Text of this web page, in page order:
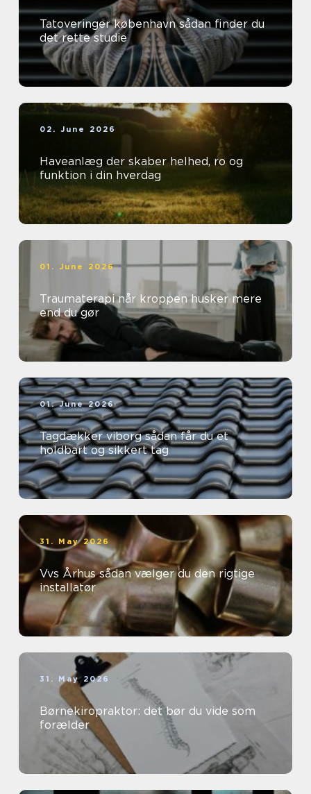
Tatoveringer københavn sådan finder du
det rette studie
02. June 2026
Haveanlæg der skaber helhed, ro og
funktion i din hverdag
01. June 2026
Traumaterapi når kroppen husker mere
end du gør
01. June 2026
Tagdækker viborg sådan får du et
holdbart og sikkert tag
31. May 2026
Vvs Århus sådan vælger du den rigtige
installatør
31. May 2026
Børnekiropraktor: det bør du vide som
forælder